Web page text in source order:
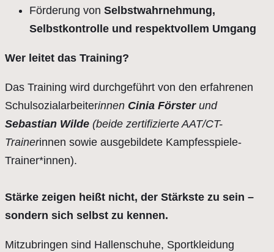
Förderung von Selbstwahrnehmung,
Selbstkontrolle und respektvollem Umgang
Wer leitet das Training?
Das Training wird durchgeführt von den erfahrenen
Schulsozialarbeiterinnen Cinia Försterund
Sebastian Wilde (beide zertifizierte AAT/CT-
Trainerinnen sowie ausgebildete Kampfesspiele-
Trainer*innen).
Stärke zeigen heißt nicht, der Stärkste zu sein –
sondern sich selbst zu kennen.
Mitzubringen sind Hallenschuhe, Sportkleidung